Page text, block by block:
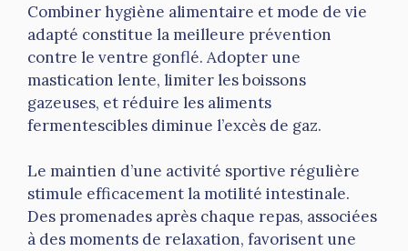
Combiner hygiène alimentaire et mode de vie
adapté constitue la meilleure prévention
contre le ventre gonflé. Adopter une
mastication lente, limiter les boissons
gazeuses, et réduire les aliments
fermentescibles diminue l’excès de gaz.
Le maintien d’une activité sportive régulière
stimule efficacement la motilité intestinale.
Des promenades après chaque repas, associées
à des moments de relaxation, favorisent une